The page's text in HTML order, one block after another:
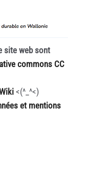
site web sont
commons CC
<(^_^<)
et mentions